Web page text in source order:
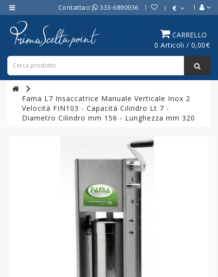
Contattaci 333-6890936 €
CARRELLO
0 Articoli / 0,00€
Category
ATTREZZATURE
BAR
ATTREZZATURE
PROFESSIONALI
CUCINA
Fama L7 Insaccatrice Manuale Verticale Inox 2
Velocità FIN103 - Capacità Cilindro Lt 7 -
Diametro Cilindro mm 156 - Lunghezza mm 320